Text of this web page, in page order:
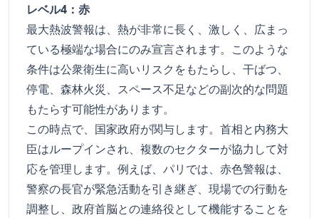
レベル4：赤
最大熱波警報は、熱が非常に長く、激しく、広まっ
ている極端な場合にのみ宣言されます。このような
条件は公衆衛生に高いリスクをもたらし、干ばつ、
停電、森林火災、スペース不足などの副次的な問題
もたらす可能性があります。
この時点で、国家政府が関与します。首相と内務大
臣はループインされ、複数のセクターが協力して対
応を管理します。例えば、パリでは、赤色警報は、
警察の長官が緊急活動を引き継ぎ、現場での行動を
調整し、政府首脳との連絡役として機能することを